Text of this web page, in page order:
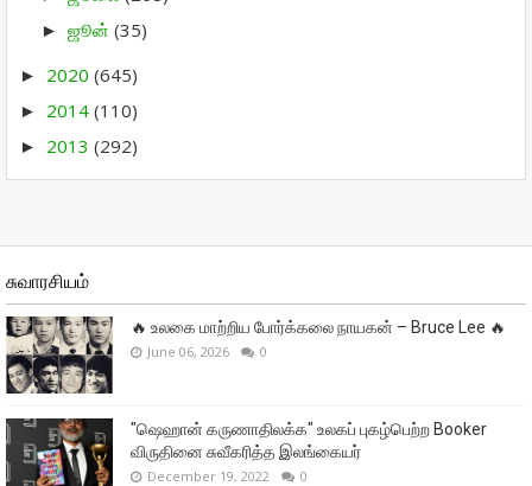
► ஜூன் (35)
► 2020 (645)
► 2014 (110)
► 2013 (292)
சுவாரசியம்
🔥 உலகை மாற்றிய போர்க்கலை நாயகன் – Bruce Lee 🔥
June 06, 2026 0
"ஷெஹான் கருணாதிலக்க" உலகப் புகழ்பெற்ற Booker
விருதினை சுவீகரித்த இலங்கையர்
December 19, 2022 0